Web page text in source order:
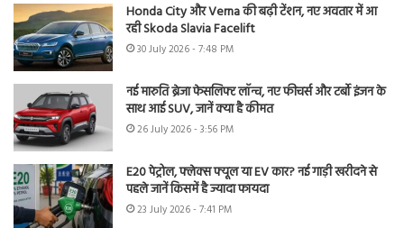
Honda City और Verna की बढ़ी टेंशन, नए अवतार में आ
रही Skoda Slavia Facelift
30 July 2026 - 7:48 PM
नई मारुति ब्रेजा फेसलिफ्ट लॉन्च, नए फीचर्स और टर्बो इंजन के
साथ आई SUV, जानें क्या है कीमत
26 July 2026 - 3:56 PM
E20 पेट्रोल, फ्लेक्स फ्यूल या EV कार? नई गाड़ी खरीदने से
पहले जानें किसमें है ज्यादा फायदा
23 July 2026 - 7:41 PM